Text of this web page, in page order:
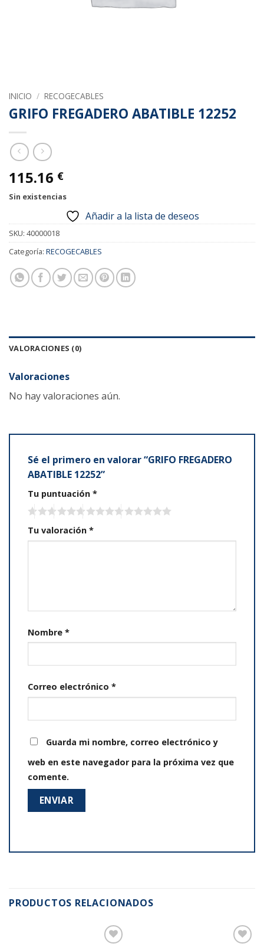
INICIO / RECOGECABLES
GRIFO FREGADERO ABATIBLE 12252
115.16 €
Sin existencias
Añadir a la lista de deseos
SKU: 40000018
Categoría: RECOGECABLES
VALORACIONES (0)
Valoraciones
No hay valoraciones aún.
Sé el primero en valorar “GRIFO FREGADERO
ABATIBLE 12252”
Tu puntuación *
Tu valoración *
Nombre *
Correo electrónico *
Guarda mi nombre, correo electrónico y
web en este navegador para la próxima vez que
comente.
PRODUCTOS RELACIONADOS